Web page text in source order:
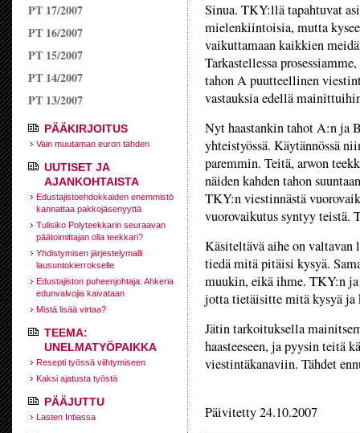
PT 17/2007
PT 16/2007
PT 15/2007
PT 14/2007
PT 13/2007
PÄÄKIRJOITUS
Vain muutaman euron tähden
UUTISET JA
AJANKOHTAISTA
Edustajistoehdokkaiden enemmistö
kannattaa pakkojäsenyyttä
Tulisiko Polyteekkarin seuraavan
päätoimittajan olla teekkari?
Yhdistymisen järjestelymalli
lausuntokierrokselle
Edustajiston puheenjohtaja: Ahkeria
edunvalvojia kaivataan
Mistä lisää virtaa?
TEEMA:
UNELMATYÖPAIKKA
Resepti työssä viihtymiseen
Kaksi ajatusta työstä
PÄÄJUTTU
Lasten Intiassa
Sinua. TKY:llä tapahtuvat
mielenkiintoisia, mutta
vaikuttamaan kaikkien
Tarkastellessa
tahon A puutteellinen
vastauksia edellä
Nyt haastankin tahot A:­n ja
yhteistyössä. Käytännössä
paremmin. Teitä, arwon
näiden kahden tahon
TKY:n viestinnästä
vuorovaikutus syntyy teistä.
Käsiteltävä aihe on
tiedä mitä pitäisi kysyä.
muukin, eikä ihme. TKY:n
jotta tietäisitte mitä kysyä ja
Jätin tarkoituksella
haasteeseen, ja pyysin teitä
viestintäkanaviin. Tähdet
Päivitetty 24.10.2007